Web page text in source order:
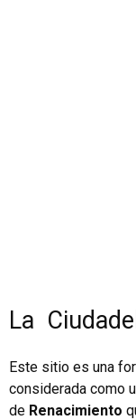
La
Este sitio es una
considerada como
de Renacimiento